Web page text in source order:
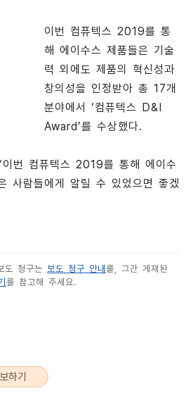
이번 컴퓨텍스 2019를 통
해 에이수스 제품들은 기술
력 외에도 제품의 혁신성과
창의성을 인정받아 총 17개
분야에서 ‘컴퓨텍스 D&I
Award’를 수상했다.
번 컴퓨텍스 2019를 통해 에이수
사람들에게 알릴 수 있었으면 좋겠
도 청구는 보도 청구 안내를, 그간 게재된
를 참고해 주세요.
하기